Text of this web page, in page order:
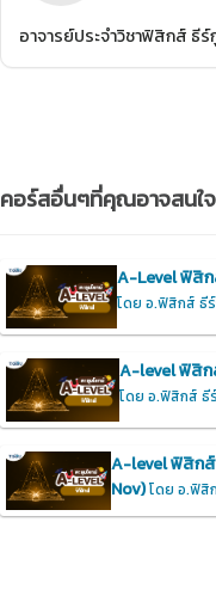
อาจารย์ประจำวิชาฟิสิกส์ ธีร์
คอร์สอื่นๆที่คุณอาจสนใจ
A-Level ฟิสิก
โดย อ.ฟิสิกส์ ธี
A-level ฟิสิก
โดย อ.ฟิสิกส์ ธี
A-level ฟิสิกส์
Nov)โดย อ.ฟิสิ